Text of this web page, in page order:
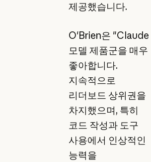
제공했습니다.
O'Brien은 "Claude
모델 제품군을 매우
좋아합니다.
지속적으로
리더보드 상위권을
차지했으며, 특히
코드 작성과 도구
사용에서 인상적인
능력을